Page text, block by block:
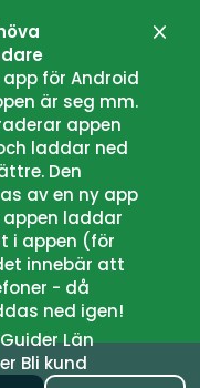
för Android
är seg mm.
appen
laddar ned
Den
av en ny app
laddar
i appen (för
innebär att
- då
ned igen!
GuiderLän
Bli kund